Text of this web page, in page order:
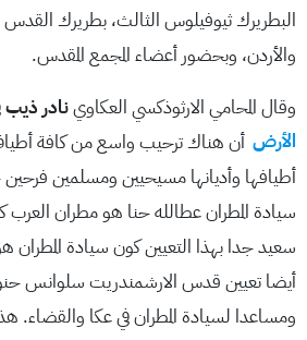
البطريرك ثيوفيلوس الثالث، بطريرك
والأردن، وبحضور أعضاء المجمع المقدس.
وقال المحامي الارثوذكسي العكاوينادر ذيب
الأرض أن هناك ترحيب واسع من كافة
أطيافها وأديانها مسيحيين ومسلمين فرحين
سيادة المطران عطالله حنا هو مطران
سعيد جدا بهذا التعيين كون سيادة المطران
أيضا تعيين قدس الارشمندريت سلوانس حنونة
ومساعدا لسيادة المطران في عكا والقضاء.